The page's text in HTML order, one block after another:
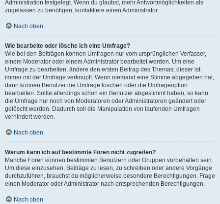
Administration festgelegt. Wenn du glaubst, mehr Antwortmöglichkeiten als
zugelassen zu benötigen, kontaktiere einen Administrator.
Nach oben
Wie bearbeite oder lösche ich eine Umfrage?
Wie bei den Beiträgen können Umfragen nur vom ursprünglichen Verfasser,
einem Moderator oder einem Administrator bearbeitet werden. Um eine
Umfrage zu bearbeiten, ändere den ersten Beitrag des Themas; dieser ist
immer mit der Umfrage verknüpft. Wenn niemand eine Stimme abgegeben hat,
dann können Benutzer die Umfrage löschen oder die Umfrageoption
bearbeiten. Sollte allerdings schon ein Benutzer abgestimmt haben, so kann
die Umfrage nur noch von Moderatoren oder Administratoren geändert oder
gelöscht werden. Dadurch soll die Manipulation von laufenden Umfragen
verhindert werden.
Nach oben
Warum kann ich auf bestimmte Foren nicht zugreifen?
Manche Foren können bestimmten Benutzern oder Gruppen vorbehalten sein.
Um diese einzusehen, Beiträge zu lesen, zu schreiben oder andere Vorgänge
durchzuführen, brauchst du möglicherweise besondere Berechtigungen. Frage
einen Moderator oder Administrator nach entsprechenden Berechtigungen.
Nach oben